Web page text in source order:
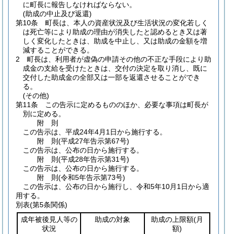
に町長に報告しなければならない。
(助成の中止及び返還)
第10条
町長は、本人の資産状況及び生活状況の変化若しく
は死亡等により助成の理由が消失したと認めるとき又は著
しく変化したときは、助成を中止し、又は助成の金額を増
減することができる。
2
町長は、利用者が虚偽の申請その他の不正な手段により助
成金の支給を受けたときは、交付の決定を取り消し、既に
交付した助成金の全部又は一部を返還させることができ
る。
(その他)
第11条
この告示に定めるもののほか、必要な事項は町長が
別に定める。
附 則
この告示は、平成24年4月1日から施行する。
附 則(平成27年告示第67号)
この告示は、公布の日から施行する。
附 則(平成28年告示第31号)
この告示は、公布の日から施行する。
附 則(令和5年告示第73号)
この告示は、公布の日から施行し、令和5年10月1日から適
用する。
別表(第5条関係)
成年被後見人等の
状況
助成の対象 助成の上限額(月
額)